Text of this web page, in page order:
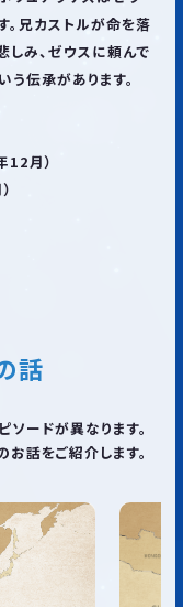
。兄カストルが命を落
しみ、ゼウスに頼んで
伝承があります。
月）
話
ードが異なります。
話をご紹介します。